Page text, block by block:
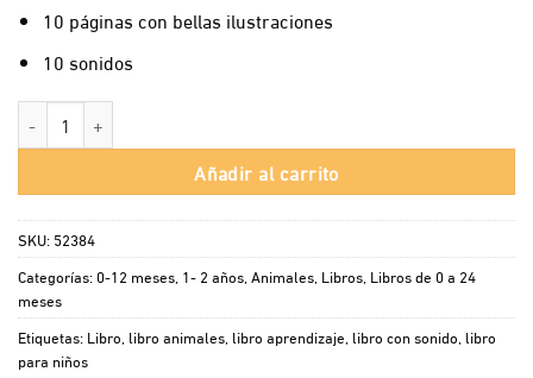
10 páginas con bellas ilustraciones
10 sonidos
Añadir al carrito
SKU: 52384
Categorías:0-12 meses 1- 2 años Animales Libros Libros de 0 a 24
meses
Etiquetas: Libro libro animales libro aprendizaje libro con sonido libro
para niños